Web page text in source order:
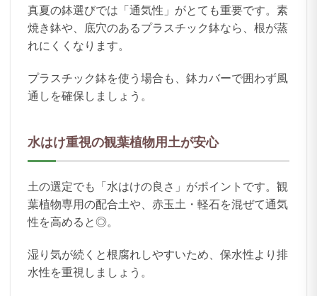
真夏の鉢選びでは「通気性」がとても重要です。素
焼き鉢や、底穴のあるプラスチック鉢なら、根が蒸
れにくくなります。
プラスチック鉢を使う場合も、鉢カバーで囲わず風
通しを確保しましょう。
水はけ重視の観葉植物用土が安心
土の選定でも「水はけの良さ」がポイントです。観
葉植物専用の配合土や、赤玉土・軽石を混ぜて通気
性を高めると◎。
湿り気が続くと根腐れしやすいため、保水性より排
水性を重視しましょう。